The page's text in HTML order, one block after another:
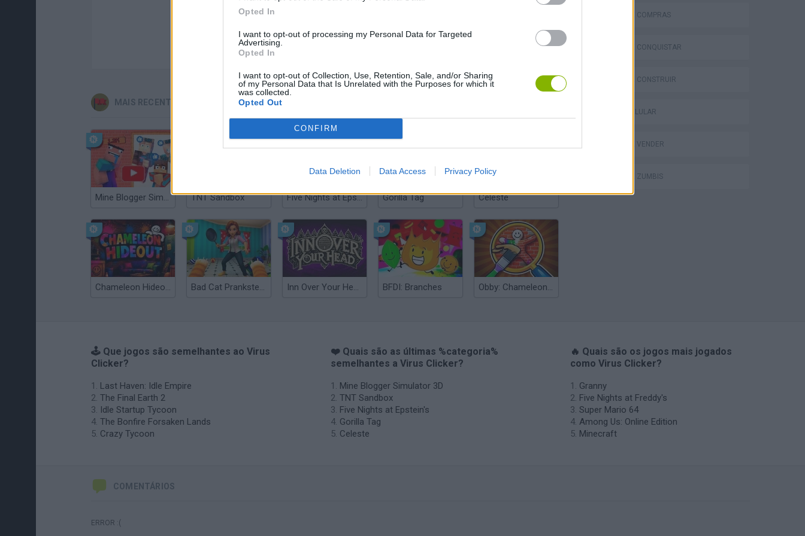
Opted In
I want to opt-out of processing my Personal Data for Targeted
Advertising.
Opted In
I want to opt-out of Collection, Use, Retention, Sale, and/or Sharing
of my Personal Data that Is Unrelated with the Purposes for which it
was collected.
Opted Out
CONFIRM
Data Deletion Data Access Privacy Policy
Ainda não há joguinhos
MAIS RECENTES JUEGOS DE AVENTURAS
Mine Blogger Simulator 3D TNT Sandbox Five Nights at Epstein's Gorilla Tag Celeste
Chameleon Hideout Bad Cat Prankster: Mom’s Return Inn Over Your Head BFDI: Branches Obby: Chameleon: Paint & Hide
JOGOS DE COMPRAS
JOGOS DE CONQUISTAR
JOGOS DE CONSTRUIR
JOGOS CELULAR
JOGOS DE VENDER
JOGOS DE ZUMBIS
🕹️ Que jogos são semelhantes ao Virus
Clicker?
Last Haven: Idle Empire
The Final Earth 2
Idle Startup Tycoon
The Bonfire Forsaken Lands
Crazy Tycoon
❤️ Quais são as últimas %categoria%
semelhantes a Virus Clicker?
Mine Blogger Simulator 3D
TNT Sandbox
Five Nights at Epstein's
Gorilla Tag
Celeste
🔥 Quais são os jogos mais jogados
como Virus Clicker?
Granny
Five Nights at Freddy's
Super Mario 64
Among Us: Online Edition
Minecraft
COMENTÁRIOS
ERROR :(